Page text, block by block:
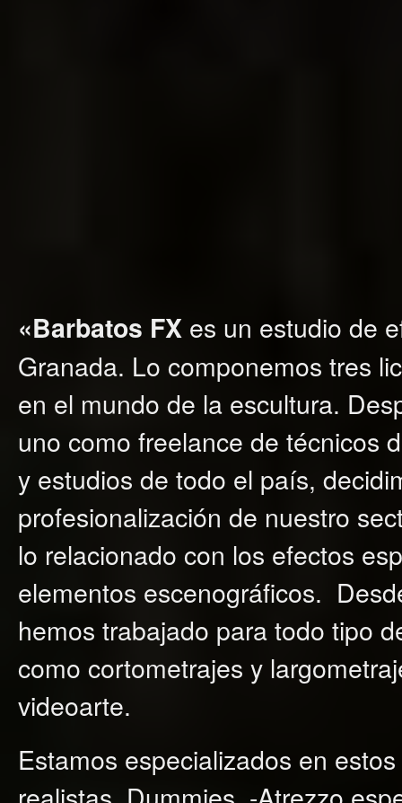
«Barbatos FX es un estudio de
Granada. Lo componemos tres
en el mundo de la escultura.
uno como freelance de técnicos
y estudios de todo el país,
profesionalización de nuestro
lo relacionado con los efectos
elementos escenográficos.
hemos trabajado para todo tipo
como cortometrajes y
videoarte.
Estamos especializados en